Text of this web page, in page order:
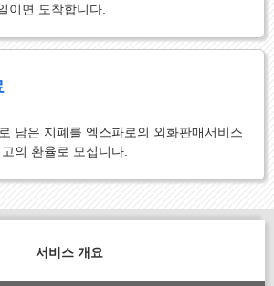
이면 도착합니다.
남은 지폐를 엑스파로의 외화판매서비스
의 환율로 모십니다.
서비스 개요